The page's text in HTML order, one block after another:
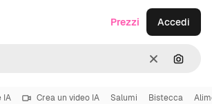
CancellaCerca
Prezzi Accedi
IA Crea un video IA Salumi Bistecca